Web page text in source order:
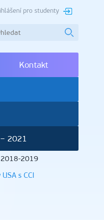
pro studenty
Kontakt
2021
2018-2019
s CCI